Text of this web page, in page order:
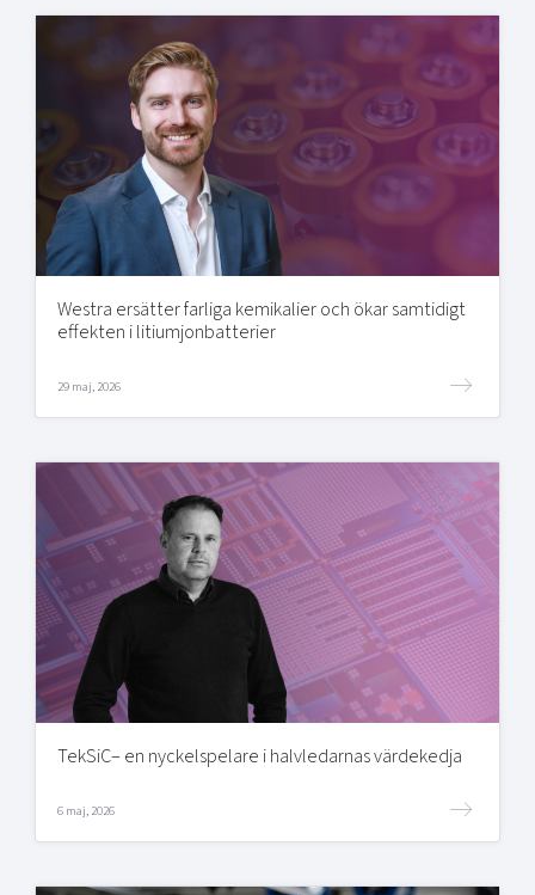
Westra ersätter farliga kemikalier och ökar samtidigt
effekten i litiumjonbatterier
29 maj, 2026
TekSiC– en nyckelspelare i halvledarnas värdekedja
6 maj, 2026